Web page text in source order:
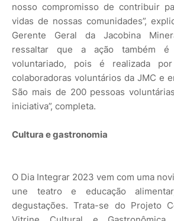
nosso compromisso de contribuir
vidas de nossas comunidades”,
Gerente Geral da Jacobina
ressaltar que a ação também
voluntariado, pois é realizada
colaboradoras voluntários da JMC e
São mais de 200 pessoas
iniciativa”, completa.
Cultura e gastronomia
O Dia Integrar 2023 vem com uma
une teatro e educação
degustações. Trata-se do Projeto